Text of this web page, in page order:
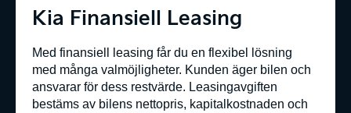
Kia Finansiell Leasing
Med finansiell leasing får du en flexibel lösning
med många valmöjligheter. Kunden äger bilen och
ansvarar för dess restvärde. Leasingavgiften
bestäms av bilens nettopris, kapitalkostnaden och